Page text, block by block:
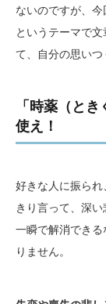
ないのですが、今
というテーマで
て、自分の思いつ
「時薬（と
使え！
好きな人に振ら
きり言って、深
一瞬で解消でき
りません。